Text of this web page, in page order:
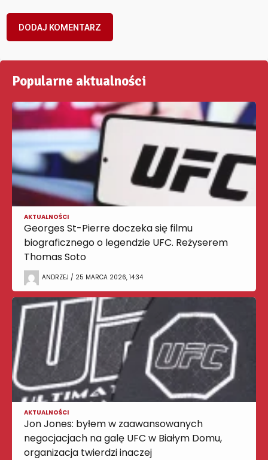
Popularne aktualności
AKTUALNOŚCI
Georges St-Pierre doczeka się filmu
biograficznego o legendzie UFC. Reżyserem
Thomas Soto
ANDRZEJ / 25 MARCA 2026, 14:34
AKTUALNOŚCI
Jon Jones: byłem w zaawansowanych
negocjacjach na galę UFC w Białym Domu,
organizacja twierdzi inaczej